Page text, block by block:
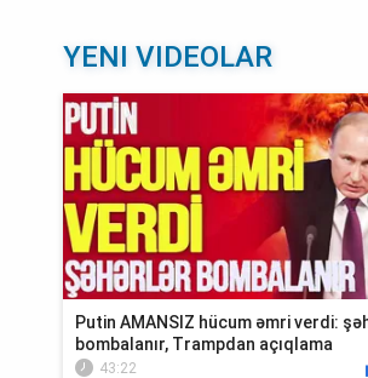
YENI VIDEOLAR
Putin AMANSIZ hücum əmri verdi:
bombalanır, Trampdan açıqlama
43:22